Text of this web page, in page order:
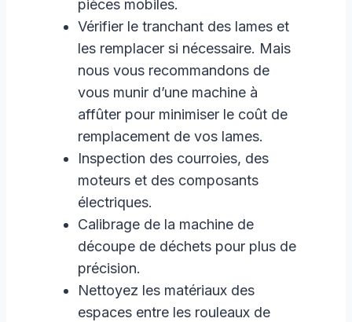
pièces mobiles.
Vérifier le tranchant des lames et
les remplacer si nécessaire. Mais
nous vous recommandons de
vous munir d’une machine à
affûter pour minimiser le coût de
remplacement de vos lames.
Inspection des courroies, des
moteurs et des composants
électriques.
Calibrage de la machine de
découpe de déchets pour plus de
précision.
Nettoyez les matériaux des
espaces entre les rouleaux de